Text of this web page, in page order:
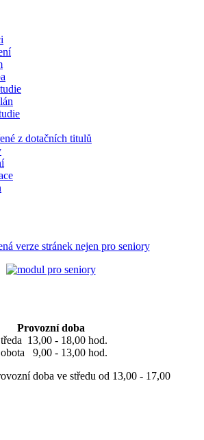
z dotačních titulů
verze stránek nejen pro seniory
Provozní doba
13,00 - 18,00 hod.
9,00 - 13,00 hod.
doba ve středu od 13,00 - 17,00